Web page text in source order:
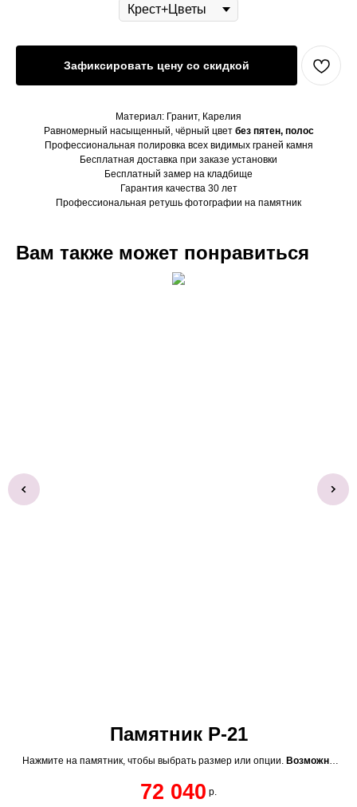
Зафиксировать цену со скидкой
Материал: Гранит, Карелия
Равномерный насыщенный, чёрный цвет без пятен, полос
Профессиональная полировка всех видимых граней камня
Бесплатная доставка при заказе установки
Бесплатный замер на кладбище
Гарантия качества 30 лет
Профессиональная ретушь фотографии на памятник
Вам также может понравиться
Памятник Р-21
Нажмите на памятник, чтобы выбрать размер или опции. Возможна
72 040 р.